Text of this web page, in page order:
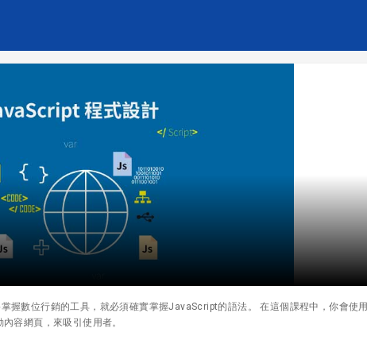
握數位行銷的工具，就必須確實掌握JavaScript的語法。 在這個課程中，你會使用
容網頁，來吸引使用者。